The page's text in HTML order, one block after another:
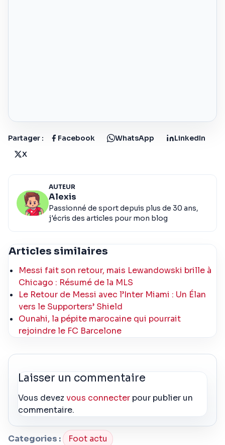
Partager : Facebook WhatsApp
LinkedIn
X
AUTEUR
Alexis
Passionné de sport depuis plus de 30 ans,
j'écris des articles pour mon blog
Articles similaires
Messi fait son retour, mais Lewandowski brille à
Chicago : Résumé de la MLS
Le Retour de Messi avec l’Inter Miami : Un Élan
vers le Supporters’ Shield
Ounahi, la pépite marocaine qui pourrait
rejoindre le FC Barcelone
Laisser un commentaire
Vous devezvous connecter pour publier un
commentaire.
Categories : Foot actu